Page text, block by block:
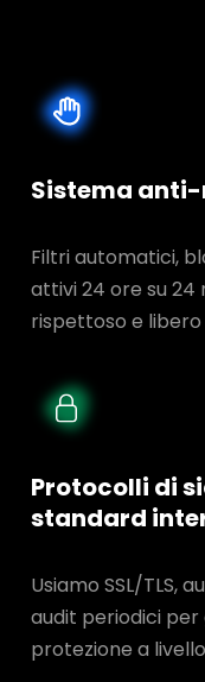
Sistema
Filtri automatici,
attivi 24 ore su 24
rispettoso e libero
Protocolli di
standard
Usiamo SSL/TLS,
audit periodici
protezione a